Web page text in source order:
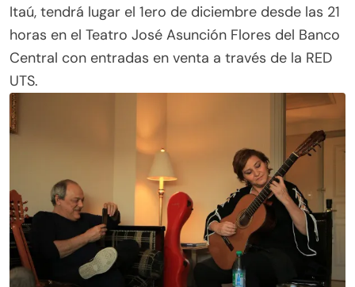
Itaú, tendrá lugar el 1ero de diciembre desde las 21
horas en el Teatro José Asunción Flores del Banco
Central con entradas en venta a través de la RED
UTS.